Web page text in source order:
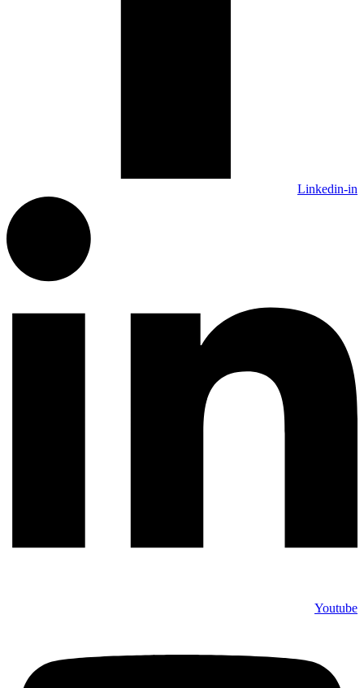
Linkedin-in
Youtube